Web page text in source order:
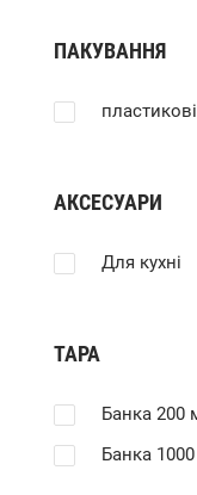
ПАКУВАННЯ
АКСЕСУАРИ
Для кухні
ТАРА
Банка 200
Банка